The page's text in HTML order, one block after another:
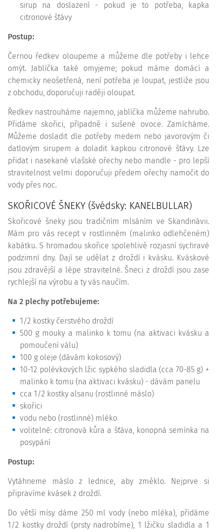
sirup na doslazení - pokud je to potřeba, kapka
citronové šťávy
Postup:
Černou ředkev oloupeme a můžeme dle potřeby i lehce
omýt. Jablíčka také omyjeme; pokud máme domácí a
chemicky neošetřená, není potřeba je loupat, jestliže jsou
z obchodu, doporučuji raději oloupat.
Ředkev nastrouháme najemno, jablíčka můžeme nahrubo.
Přidáme skořici, případně i sušené ovoce. Zamícháme.
Můžeme dosladit dle potřeby medem nebo javorovým či
datlovým sirupem a doladit kapkou citronové šťávy. Lze
přidat i nasekané vlašské ořechy nebo mandle - pro lepší
stravitelnost velmi doporučuji předem ořechy namočit do
vody přes noc.
SKOŘICOVÉ ŠNEKY (švédsky: KANELBULLAR)
Skořicové šneky jsou tradičním mlsáním ve Skandinávii.
Mám pro vás recept v rostlinném (malinko odlehčeném)
kabátku. S hromadou skořice spolehlivě rozjasní sychravé
podzimní dny. Dají se udělat z droždí i kvásku. Kváskové
jsou zdravější a lépe stravitelné. Šneci z droždí jsou zase
rychlejší na výrobu a ty vás naučím.
Na 2 plechy potřebujeme:
1/2 kostky čerstvého droždí
500 g mouky a malinko k tomu (na aktivaci kvásku a
pomoučení válu)
100 g oleje (dávám kokosový)
10-12 polévkových lžic sypkého sladidla (cca 70-85 g) +
malinko k tomu (na aktivaci kvásku) - dávám panelu
cca 1/2 kostky alsanu (rostlinné máslo)
skořici
vodu nebo (rostlinné) mléko
volitelné: citronová kůra a šťáva, konopná semínka na
posypání
Postup:
Vytáhneme máslo z lednice, aby změklo. Nejprve si
připravíme kvásek z droždí.
Do větší mísy dáme 250 ml vody (nebo mléka), přidáme
1/2 kostky droždí (prsty nadrobíme), 1 lžičku sladidla a 1